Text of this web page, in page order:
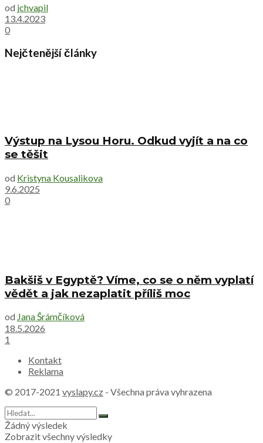
od jchvapil
13.4.2023
0
Nejčtenější články
Výstup na Lysou Horu. Odkud vyjít a na co
se těšit
od Kristyna Kousalikova
9.6.2025
0
Bakšiš v Egyptě? Víme, co se o něm vyplatí
vědět a jak nezaplatit příliš moc
od Jana Šrámčíková
18.5.2026
1
Kontakt
Reklama
© 2017-2021 vyslapy.cz - Všechna práva vyhrazena
Žádný výsledek
Zobrazit všechny výsledky